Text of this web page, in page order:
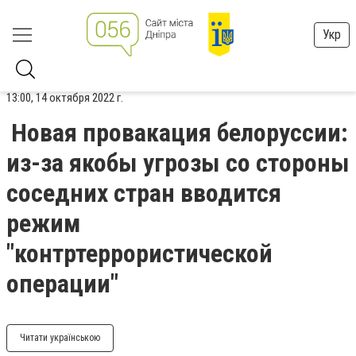
Укр
13:00, 14 октября 2022 г.
Новая провакация белоруссии:
из-за якобы угрозы со стороны
соседних стран вводится
режим
"контртеррористической
операции"
Читати українською